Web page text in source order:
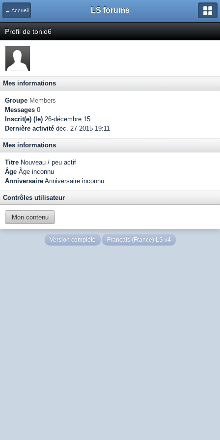
← Accueil LS forums
Profil de tonio6
Mes informations
Groupe Members
Messages 0
Inscrit(e) (le) 26-décembre 15
Dernière activité déc. 27 2015 19:11
Mes informations
Titre Nouveau / peu actif
Âge Âge inconnu
Anniversaire Anniversaire inconnu
Contrôles utilisateur
Mon contenu
Version complète Français (France) LS v4